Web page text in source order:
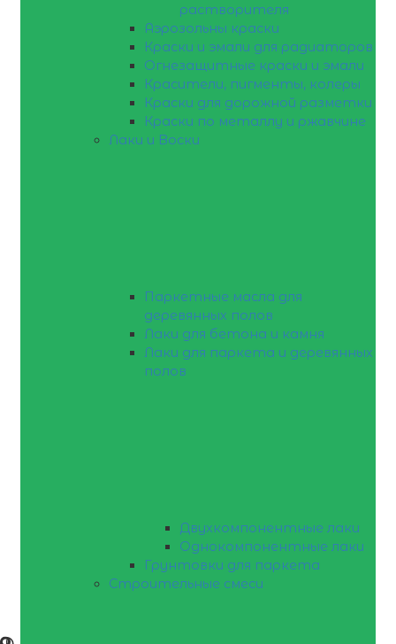
растворителя
Аэрозольны краски
Краски и эмали для радиаторов
Огнезащитные краски и эмали
Красители, пигменты, колеры
Краски для дорожной разметки
Краски по металлу и ржавчине
Лаки и Воски
Паркетные масла для
деревянных полов
Лаки для бетона и камня
Лаки для паркета и деревянных
полов
Двухкомпонентные лаки
Однокомпонентные лаки
Грунтовки для паркета
Строительные смеси